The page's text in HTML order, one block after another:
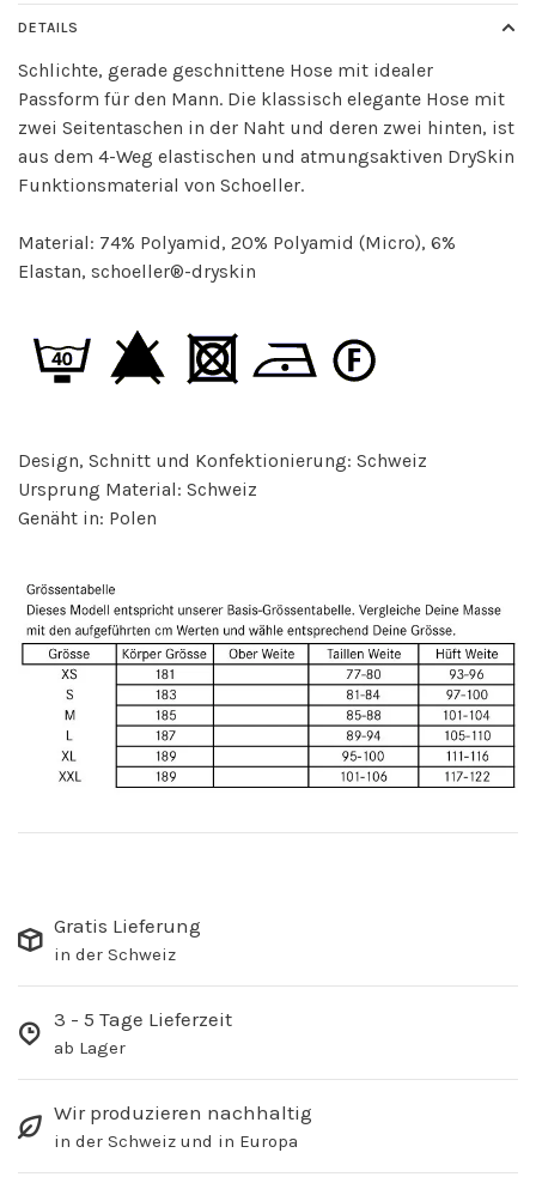
DETAILS
Schlichte, gerade geschnittene Hose mit idealer
Passform für den Mann. Die klassisch elegante Hose mit
zwei Seitentaschen in der Naht und deren zwei hinten, ist
aus dem 4-Weg elastischen und atmungsaktiven DrySkin
Funktionsmaterial von Schoeller.
Material: 74% Polyamid, 20% Polyamid (Micro), 6%
Elastan, schoeller®-dryskin
Design, Schnitt und Konfektionierung: Schweiz
Ursprung Material: Schweiz
Genäht in: Polen
Gratis Lieferung
in der Schweiz
3 - 5 Tage Lieferzeit
ab Lager
Wir produzieren nachhaltig
in der Schweiz und in Europa